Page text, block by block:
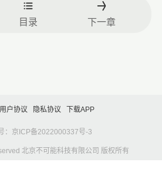
目录 下一章
用户协议 隐私协议 下载APP
：京ICP备2022000337号-3
北京不可能科技有限公司 版权所有